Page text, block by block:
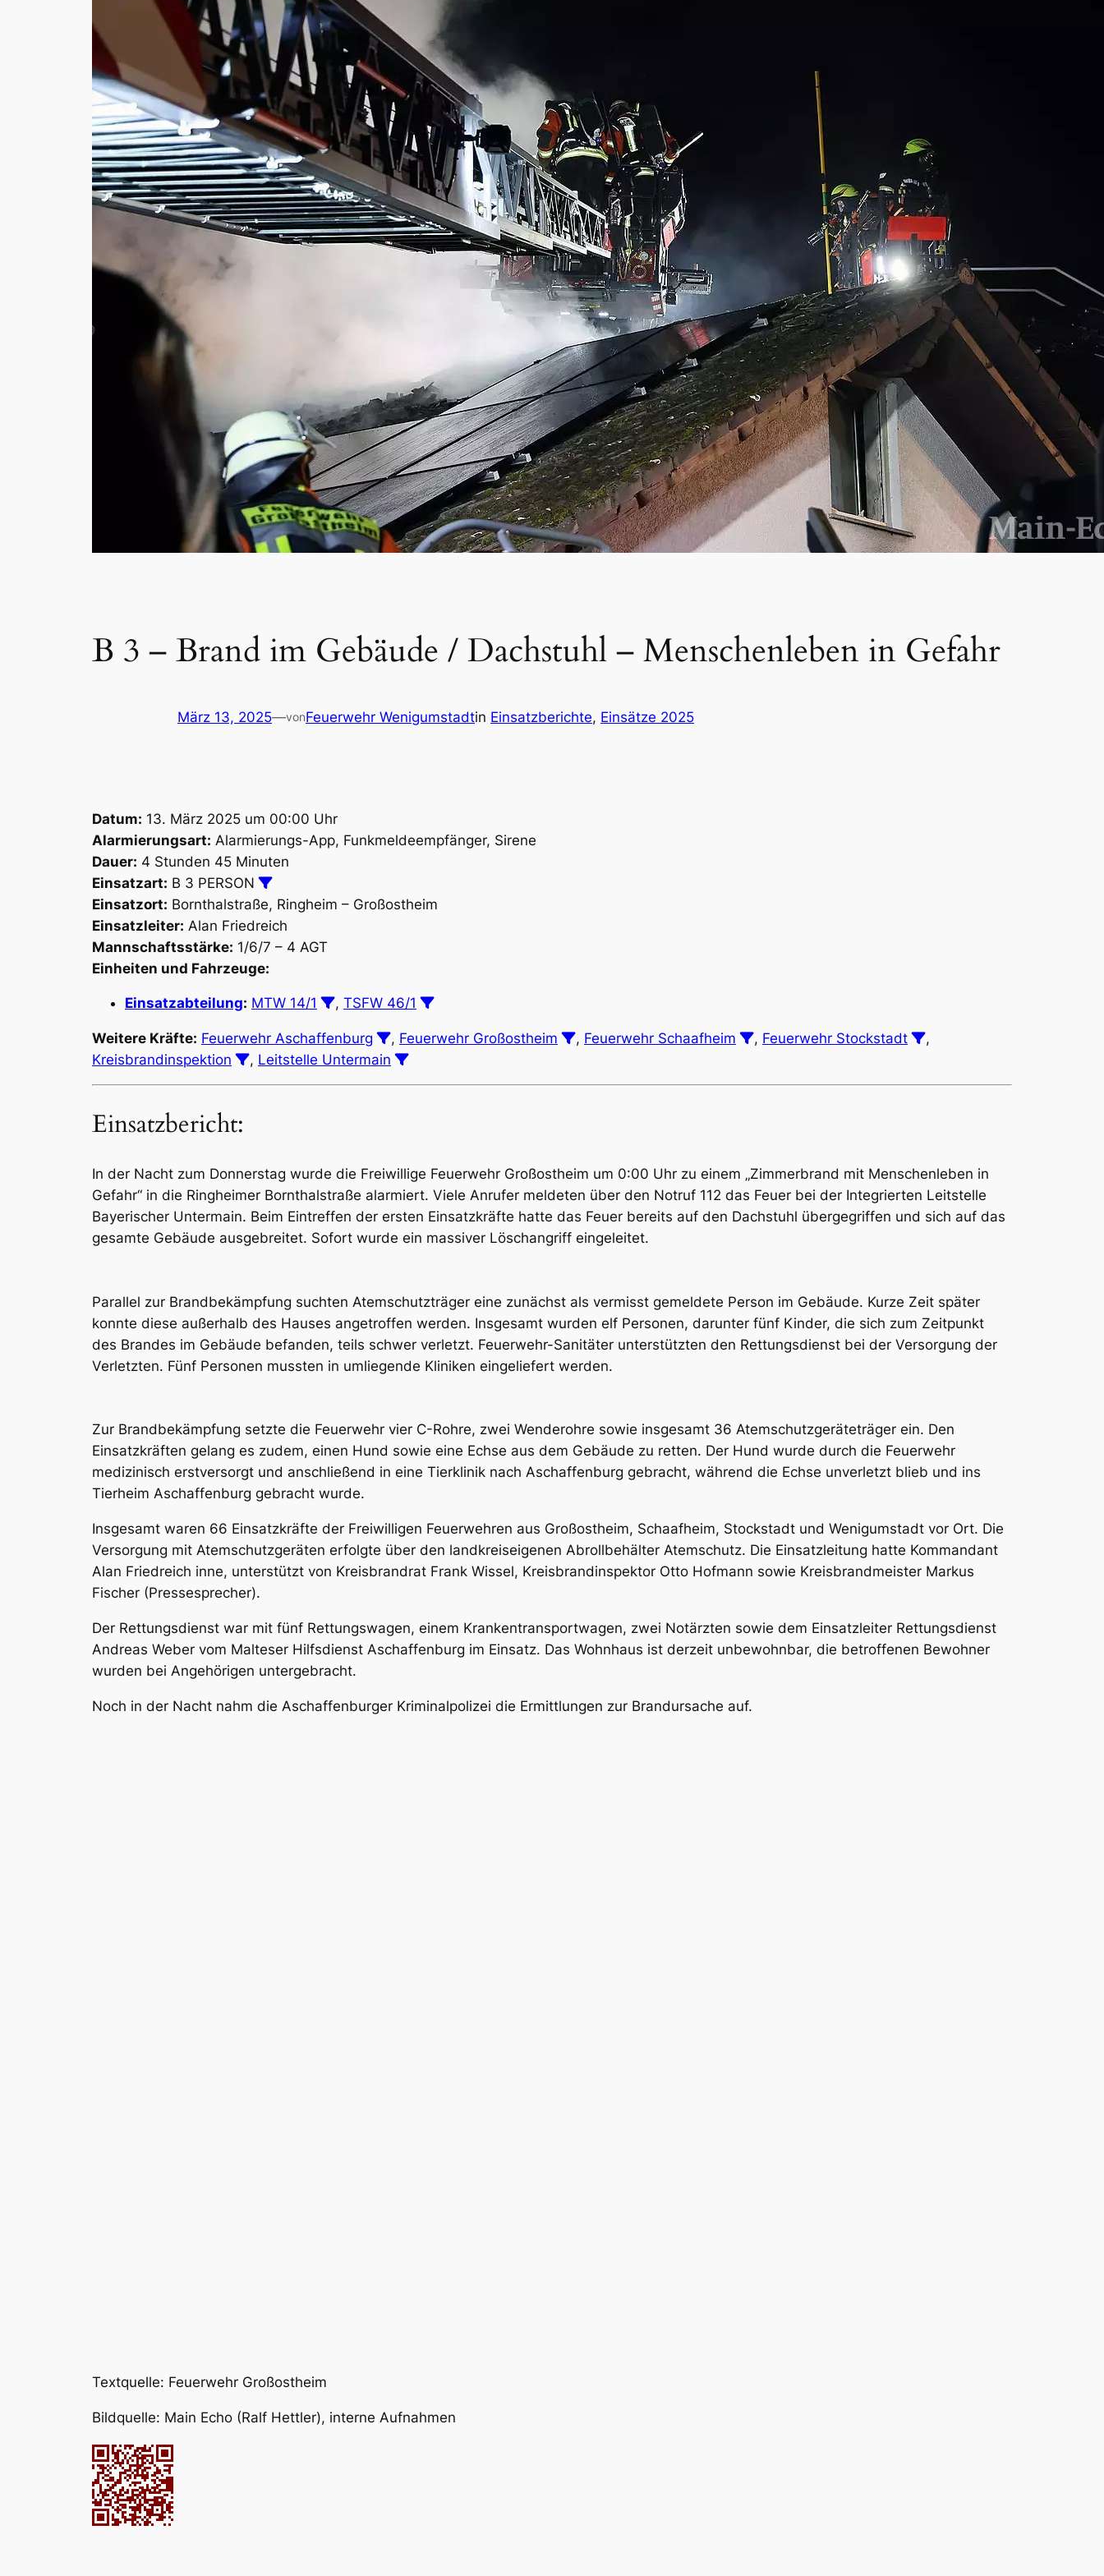
B 3 – Brand im Gebäude / Dachstuhl – Menschenleben in Gefahr
März 13, 2025—vonFeuerwehr Wenigumstadtin Einsatzberichte, Einsätze 2025
Datum: 13. März 2025 um 00:00 Uhr
Alarmierungsart: Alarmierungs-App, Funkmeldeempfänger, Sirene
Dauer: 4 Stunden 45 Minuten
Einsatzart: B 3 PERSON
Einsatzort: Bornthalstraße, Ringheim – Großostheim
Einsatzleiter: Alan Friedreich
Mannschaftsstärke: 1/6/7 – 4 AGT
Einheiten und Fahrzeuge:
Einsatzabteilung: MTW 14/1 , TSFW 46/1
Weitere Kräfte: Feuerwehr Aschaffenburg , Feuerwehr Großostheim , Feuerwehr Schaafheim , Feuerwehr Stockstadt
,
Kreisbrandinspektion
, Leitstelle Untermain
Einsatzbericht:
In der Nacht zum Donnerstag wurde die Freiwillige Feuerwehr Großostheim um 0:00 Uhr zu einem „Zimmerbrand mit Menschenleben in
Gefahr“ in die Ringheimer Bornthalstraße alarmiert. Viele Anrufer meldeten über den Notruf 112 das Feuer bei der Integrierten Leitstelle
Bayerischer Untermain. Beim Eintreffen der ersten Einsatzkräfte hatte das Feuer bereits auf den Dachstuhl übergegriffen und sich auf das
gesamte Gebäude ausgebreitet. Sofort wurde ein massiver Löschangriff eingeleitet.
Parallel zur Brandbekämpfung suchten Atemschutzträger eine zunächst als vermisst gemeldete Person im Gebäude. Kurze Zeit später
konnte diese außerhalb des Hauses angetroffen werden. Insgesamt wurden elf Personen, darunter fünf Kinder, die sich zum Zeitpunkt
des Brandes im Gebäude befanden, teils schwer verletzt. Feuerwehr-Sanitäter unterstützten den Rettungsdienst bei der Versorgung der
Verletzten. Fünf Personen mussten in umliegende Kliniken eingeliefert werden.
Zur Brandbekämpfung setzte die Feuerwehr vier C-Rohre, zwei Wenderohre sowie insgesamt 36 Atemschutzgeräteträger ein. Den
Einsatzkräften gelang es zudem, einen Hund sowie eine Echse aus dem Gebäude zu retten. Der Hund wurde durch die Feuerwehr
medizinisch erstversorgt und anschließend in eine Tierklinik nach Aschaffenburg gebracht, während die Echse unverletzt blieb und ins
Tierheim Aschaffenburg gebracht wurde.
Insgesamt waren 66 Einsatzkräfte der Freiwilligen Feuerwehren aus Großostheim, Schaafheim, Stockstadt und Wenigumstadt vor Ort. Die
Versorgung mit Atemschutzgeräten erfolgte über den landkreiseigenen Abrollbehälter Atemschutz. Die Einsatzleitung hatte Kommandant
Alan Friedreich inne, unterstützt von Kreisbrandrat Frank Wissel, Kreisbrandinspektor Otto Hofmann sowie Kreisbrandmeister Markus
Fischer (Pressesprecher).
Der Rettungsdienst war mit fünf Rettungswagen, einem Krankentransportwagen, zwei Notärzten sowie dem Einsatzleiter Rettungsdienst
Andreas Weber vom Malteser Hilfsdienst Aschaffenburg im Einsatz. Das Wohnhaus ist derzeit unbewohnbar, die betroffenen Bewohner
wurden bei Angehörigen untergebracht.
Noch in der Nacht nahm die Aschaffenburger Kriminalpolizei die Ermittlungen zur Brandursache auf.
Textquelle: Feuerwehr Großostheim
Bildquelle: Main Echo (Ralf Hettler), interne Aufnahmen